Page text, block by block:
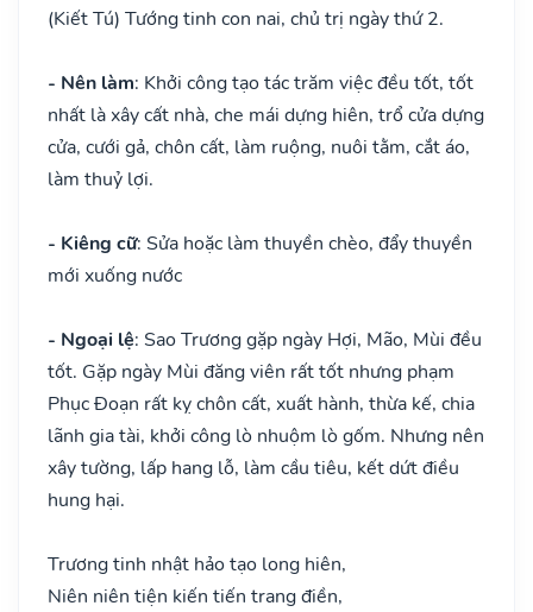
(Kiết Tú) Tướng tinh con nai, chủ trị ngày thứ 2.
- Nên làm: Khởi công tạo tác trăm việc đều tốt, tốt
nhất là xây cất nhà, che mái dựng hiên, trổ cửa dựng
cửa, cưới gả, chôn cất, làm ruộng, nuôi tằm, cắt áo,
làm thuỷ lợi.
- Kiêng cữ: Sửa hoặc làm thuyền chèo, đẩy thuyền
mới xuống nước
- Ngoại lệ: Sao Trương gặp ngày Hợi, Mão, Mùi đều
tốt. Gặp ngày Mùi đăng viên rất tốt nhưng phạm
Phục Đoạn rất kỵ chôn cất, xuất hành, thừa kế, chia
lãnh gia tài, khởi công lò nhuộm lò gốm. Nhưng nên
xây tường, lấp hang lỗ, làm cầu tiêu, kết dứt điều
hung hại.
Trương tinh nhật hảo tạo long hiên,
Niên niên tiện kiến tiến trang điền,